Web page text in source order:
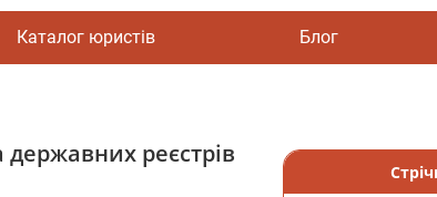
Каталог юристів Блог
державних реєстрів